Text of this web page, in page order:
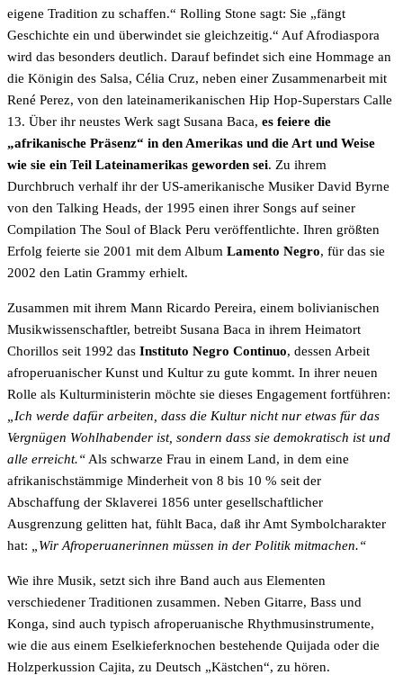
eigene Tradition zu schaffen.“ Rolling Stone sagt: Sie „fängt
Geschichte ein und überwindet sie gleichzeitig.“ Auf Afrodiaspora
wird das besonders deutlich. Darauf befindet sich eine Hommage an
die Königin des Salsa, Célia Cruz, neben einer Zusammenarbeit mit
René Perez, von den lateinamerikanischen Hip Hop-Superstars Calle
13. Über ihr neustes Werk sagt Susana Baca, es feiere die
„afrikanische Präsenz“ in den Amerikas und die Art und Weise
wie sie ein Teil Lateinamerikas geworden sei. Zu ihrem
Durchbruch verhalf ihr der US-amerikanische Musiker David Byrne
von den Talking Heads, der 1995 einen ihrer Songs auf seiner
Compilation The Soul of Black Peru veröffentlichte. Ihren größten
Erfolg feierte sie 2001 mit dem Album Lamento Negro, für das sie
2002 den Latin Grammy erhielt.
Zusammen mit ihrem Mann Ricardo Pereira, einem bolivianischen
Musikwissenschaftler, betreibt Susana Baca in ihrem Heimatort
Chorillos seit 1992 das Instituto Negro Continuo, dessen Arbeit
afroperuanischer Kunst und Kultur zu gute kommt. In ihrer neuen
Rolle als Kulturministerin möchte sie dieses Engagement fortführen:
„Ich werde dafür arbeiten, dass die Kultur nicht nur etwas für das
Vergnügen Wohlhabender ist, sondern dass sie demokratisch ist und
alle erreicht.“ Als schwarze Frau in einem Land, in dem eine
afrikanischstämmige Minderheit von 8 bis 10 % seit der
Abschaffung der Sklaverei 1856 unter gesellschaftlicher
Ausgrenzung gelitten hat, fühlt Baca, daß ihr Amt Symbolcharakter
hat:
„Wir Afroperuanerinnen müssen in der Politik mitmachen.“
Wie ihre Musik, setzt sich ihre Band auch aus Elementen
verschiedener Traditionen zusammen. Neben Gitarre, Bass und
Konga, sind auch typisch afroperuanische Rhythmusinstrumente,
wie die aus einem Eselkieferknochen bestehende Quijada oder die
Holzperkussion Cajita, zu Deutsch „Kästchen“, zu hören.